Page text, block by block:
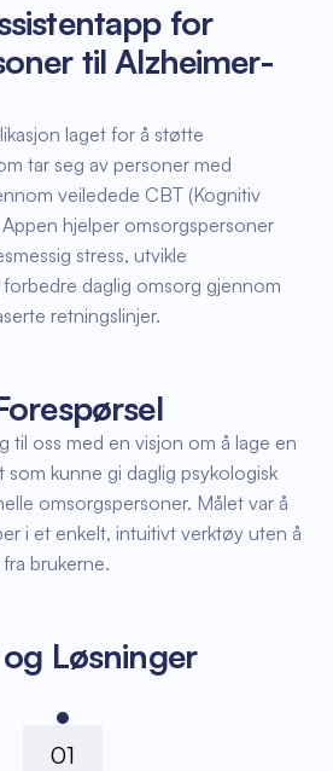
for
til Alzheimer-
laget for å støtte
tar seg av personer med
veiledede CBT (Kognitiv
hjelper omsorgspersoner
stress, utvikle
daglig omsorg gjennom
retningslinjer.
til oss med en visjon om å lage en
som kunne gi daglig psykologisk
omsorgspersoner. Målet var å
i et enkelt, intuitivt verktøy uten å
brukerne.
Løsninger
01